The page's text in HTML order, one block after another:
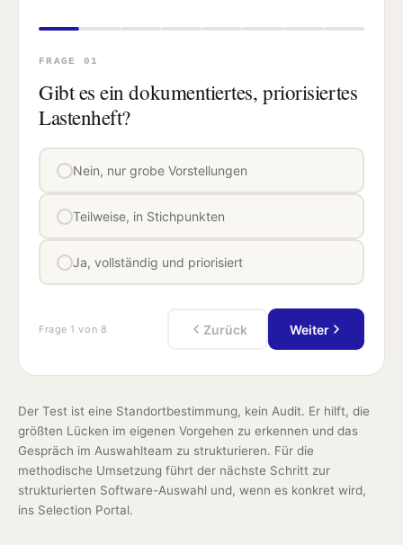
FRAGE 01
Gibt es ein dokumentiertes, priorisiertes
Lastenheft?
Nein, nur grobe Vorstellungen
Teilweise, in Stichpunkten
Ja, vollständig und priorisiert
Frage 1 von 8 Zurück Weiter
Der Test ist eine Standortbestimmung, kein Audit. Er hilft, die
größten Lücken im eigenen Vorgehen zu erkennen und das
Gespräch im Auswahlteam zu strukturieren. Für die
methodische Umsetzung führt der nächste Schritt zur
strukturierten Software-Auswahl und, wenn es konkret wird,
ins Selection Portal.